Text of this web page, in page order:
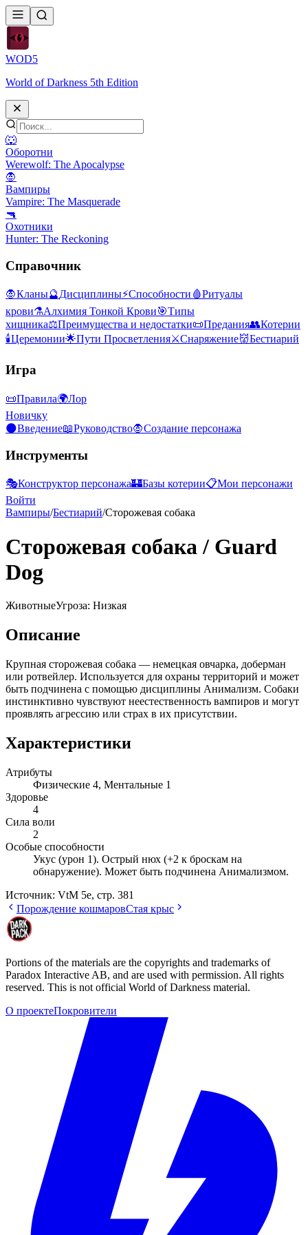
WOD5
World of Darkness 5th Edition
🐺
Оборотни
Werewolf: The Apocalypse
🧛
Вампиры
Vampire: The Masquerade
🔫
Охотники
Hunter: The Reckoning
Справочник
🧛Кланы🔮Дисциплины⚡Способности 🩸Ритуалы
крови⚗️Алхимия Тонкой Крови🎯Типы
хищника⚖️Преимущества и недостатки📜Предания👥Котерии
🕯️Церемонии🌟Пути Просветления⚔️Снаряжение👹Бестиарий
Игра
📜Правила🌍Лор
Новичку
🌑Введение📖Руководство🧛Создание персонажа
Инструменты
🎭Конструктор персонажа🏰Базы котерии📋Мои персонажи
Войти
Вампиры/Бестиарий/Сторожевая собака
Сторожевая собака / Guard
Dog
ЖивотныеУгроза: Низкая
Описание
Крупная сторожевая собака — немецкая овчарка, доберман
или ротвейлер. Используется для охраны территорий и может
быть подчинена с помощью дисциплины Анимализм. Собаки
инстинктивно чувствуют неестественность вампиров и могут
проявлять агрессию или страх в их присутствии.
Характеристики
Атрибуты
Физические 4, Ментальные 1
Здоровье
4
Сила воли
2
Особые способности
Укус (урон 1). Острый нюх (+2 к броскам на
обнаружение). Может быть подчинена Анимализмом.
Источник: VtM 5e, стр. 381
Порождение кошмаровСтая крыс
Portions of the materials are the copyrights and trademarks of
Paradox Interactive AB, and are used with permission. All rights
reserved. This is not official World of Darkness material.
О проектеПокровители